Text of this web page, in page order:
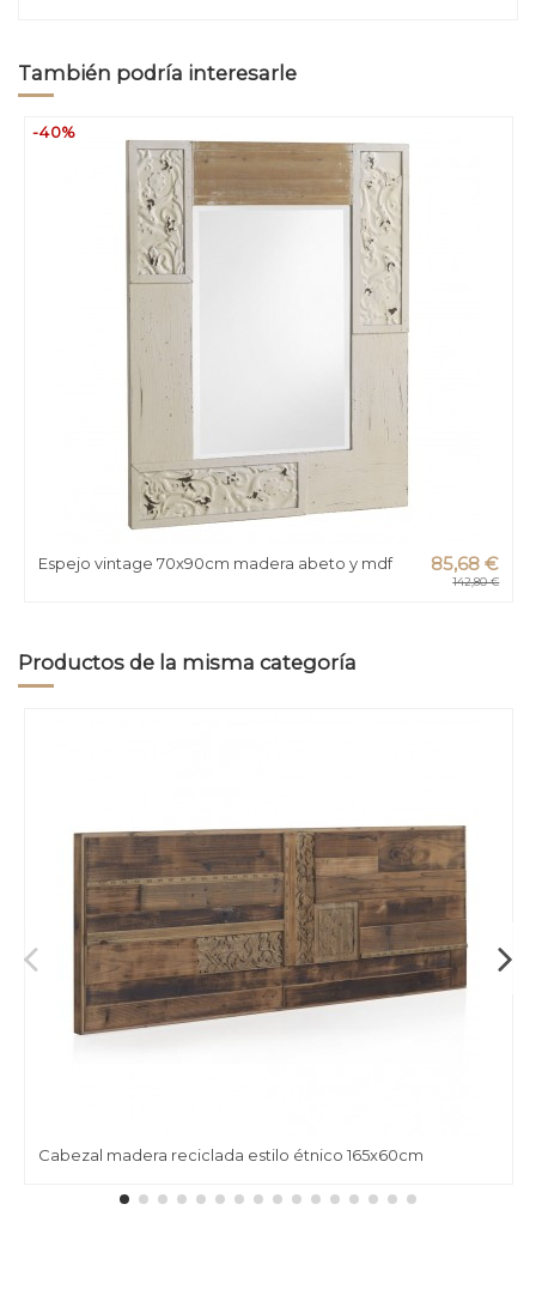
También podría interesarle
-40%
Espejo vintage 70x90cm madera abeto y mdf 85,68 €
142,80 €
Productos de la misma categoría
Cabezal madera reciclada estilo étnico 165x60cm